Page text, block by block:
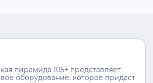
пирамида 105+ представляет
оборудование, которое придаст